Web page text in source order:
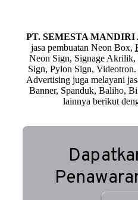
PT. SEMESTA
jasa pembuatan Neon Box,
Neon Sign, Signage
Sign, Pylon Sign,
Advertising juga melayani
Banner, Spanduk, Baliho,
lainnya berikut